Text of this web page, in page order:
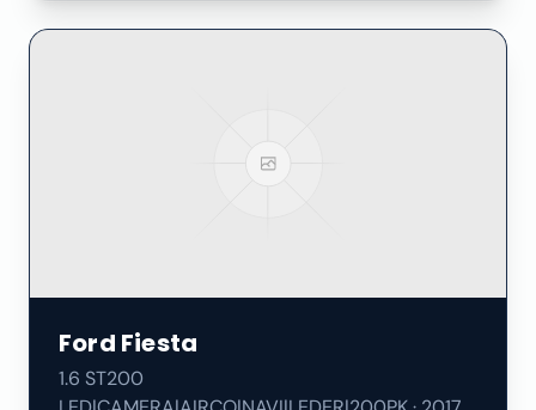
Ford Fiesta
1.6 ST200